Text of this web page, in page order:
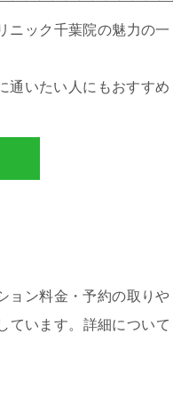
ニック千葉院の魅力の一
通いたい人にもおすすめ
ョン料金・予約の取りや
ています。詳細について